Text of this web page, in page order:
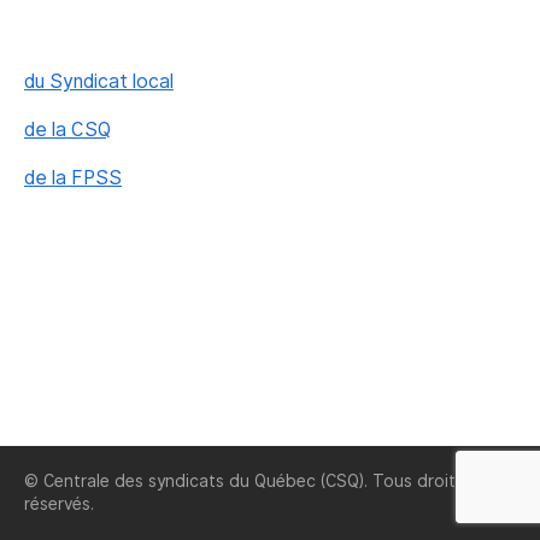
du Syndicat local
de la CSQ
de la FPSS
© Centrale des syndicats du Québec (CSQ). Tous droits
réservés.